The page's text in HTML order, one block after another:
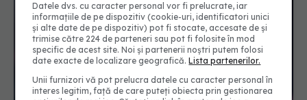
Candida auris: ciuperca agresivă rezistentă la
Datele dvs. cu caracter personal vor fi prelucrate, iar
informațiile de pe dispozitiv (cookie-uri, identificatori unici
și alte date de pe dispozitiv) pot fi stocate, accesate de și
trimise către 224 de parteneri sau pot fi folosite în mod
specific de acest site. Noi și partenerii noștri putem folosi
date exacte de localizare geografică.Lista partenerilor.
Unii furnizori vă pot prelucra datele cu caracter personal în
interes legitim, față de care puteți obiecta prin gestionarea